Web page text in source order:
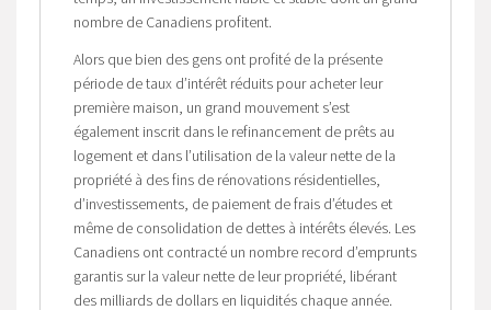
nombre de Canadiens profitent.
Alors que bien des gens ont profité de la présente
période de taux d’intérêt réduits pour acheter leur
première maison, un grand mouvement s’est
également inscrit dans le refinancement de prêts au
logement et dans l’utilisation de la valeur nette de la
propriété à des fins de rénovations résidentielles,
d’investissements, de paiement de frais d’études et
même de consolidation de dettes à intérêts élevés. Les
Canadiens ont contracté un nombre record d’emprunts
garantis sur la valeur nette de leur propriété, libérant
des milliards de dollars en liquidités chaque année.